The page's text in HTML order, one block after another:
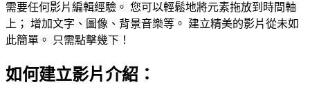
需要任何影片編輯經驗。 您可以輕鬆地將元素拖放到時間軸
上； 增加文字、圖像、背景音樂等。 建立精美的影片從未如
此簡單。 只需點擊幾下！
如何建立影片介紹：